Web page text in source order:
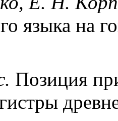
языка на
Позиция